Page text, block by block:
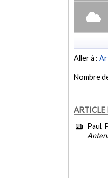
Aller à :
Nombre
ARTICLE
Paul,